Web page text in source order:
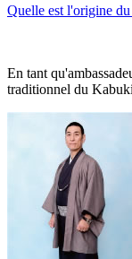
Quelle est l'origine
En tant
traditionnel du